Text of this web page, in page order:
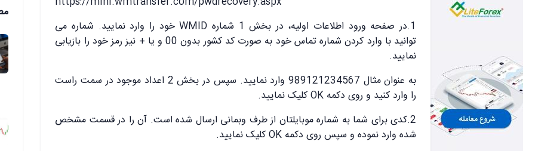
1.در صفحه ورود اطلاعات اولیه، در بخش 1 شماره WMID خود را وارد نمایید. شماره می
توانید با وارد کردن شماره تماس خود به صورت کد کشور بدون 00 و یا + نیز رمز خود را بازیابی
نمایید.
به عنوان مثال 989121234567 وارد نمایید. سپس در بخش 2 اعداد موجود در سمت راست
را وارد کنید و روی دکمه OK کلیک نمایید.
2.کدی برای شما به شماره موبایلتان از طرف وبمانی ارسال شده است. آن را در قسمت مشخص
شده وارد نموده و سپس روی دکمه OK کلیک نمایید.